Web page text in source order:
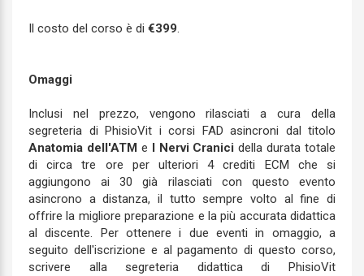
Il costo del corso è di €399.
Omaggi
Inclusi nel prezzo, vengono rilasciati a cura della
segreteria di PhisioVit i corsi FAD asincroni dal titolo
Anatomia dell'ATM e I Nervi Cranici della durata totale
di circa tre ore per ulteriori 4 crediti ECM che si
aggiungono ai 30 già rilasciati con questo evento
asincrono a distanza, il tutto sempre volto al fine di
offrire la migliore preparazione e la più accurata didattica
al discente. Per ottenere i due eventi in omaggio, a
seguito dell'iscrizione e al pagamento di questo corso,
scrivere alla segreteria didattica di PhisioVit